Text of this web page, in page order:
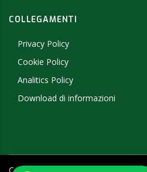
COLLEGAMENTI
Privacy Policy
Cookie Policy
Analitics Policy
Download di informazioni